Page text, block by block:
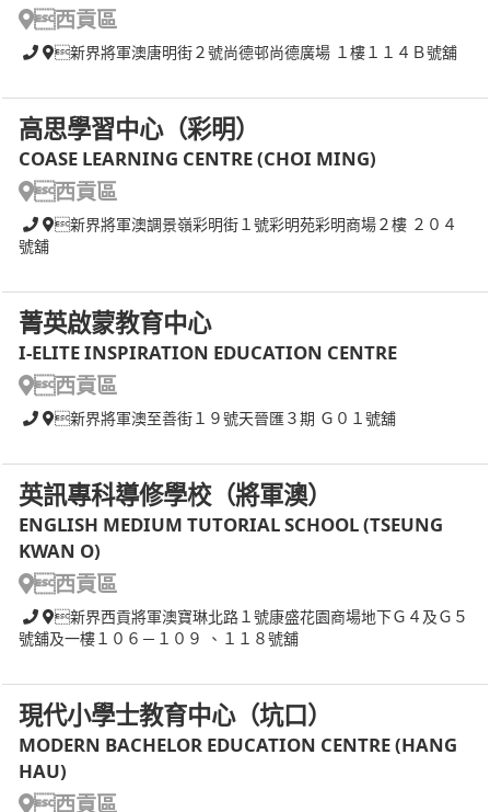
西貢區
新界將軍澳唐明街２號尚德邨尚德廣場 １樓１１４Ｂ號舖
高思學習中心（彩明）
COASE LEARNING CENTRE (CHOI MING)
西貢區
新界將軍澳調景嶺彩明街１號彩明苑彩明商場２樓 ２０４
號舖
菁英啟蒙教育中心
I-ELITE INSPIRATION EDUCATION CENTRE
西貢區
新界將軍澳至善街１９號天晉匯３期 Ｇ０１號舖
英訊專科導修學校（將軍澳）
ENGLISH MEDIUM TUTORIAL SCHOOL (TSEUNG
KWAN O)
西貢區
新界西貢將軍澳寶琳北路１號康盛花園商場地下Ｇ４及Ｇ５
號舖及一樓１０６－１０９ 、１１８號舖
現代小學士教育中心（坑口）
MODERN BACHELOR EDUCATION CENTRE (HANG
HAU)
西貢區